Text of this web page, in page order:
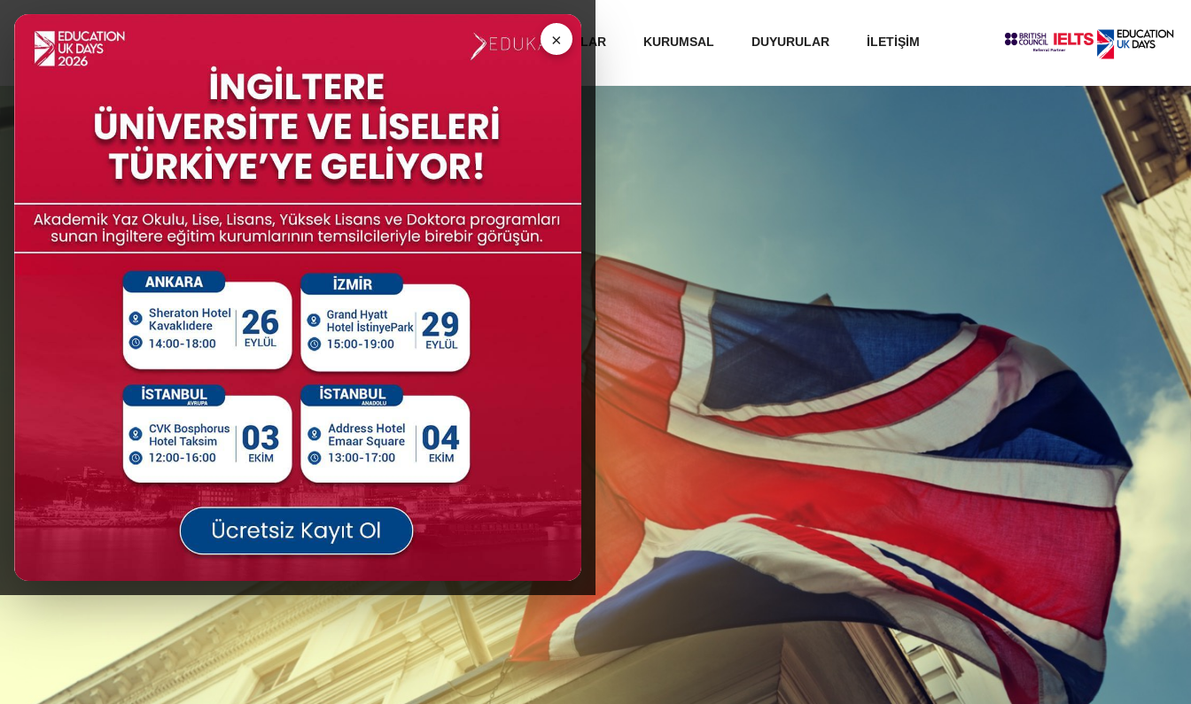
İNGİLTERE ÜNİVERSİTELERİ MEZUNLAR KURUMSAL DUYURULAR İLETİŞİM